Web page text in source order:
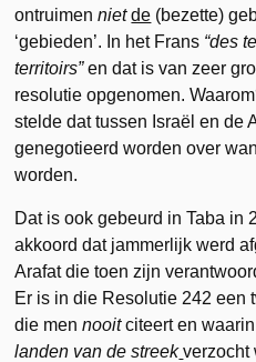
ontruimenniet de (bezette)
‘gebieden’. In het Frans “des
territoirs”en dat is van zeer
resolutie opgenomen.
stelde dat tussen Israël en de
genegotieerd worden over
worden.
Dat is ook gebeurd in Taba in
akkoord dat jammerlijk werd
Arafat die toen zijn
Er is in die Resolutie 242 een
die mennooitciteert en
landen van de streek verzocht